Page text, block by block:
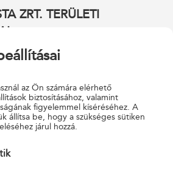
ZRT. TERÜLETI
RÖVIDÍTETT ELNEVEZÉS)
út 114-116.
magyarországi Igazgatósága
az Ön számára elérhető
biztosításához, valamint
figyelemmel kíséréséhez. A
állítsa be, hogy a szükséges sütiken
járul hozzá.